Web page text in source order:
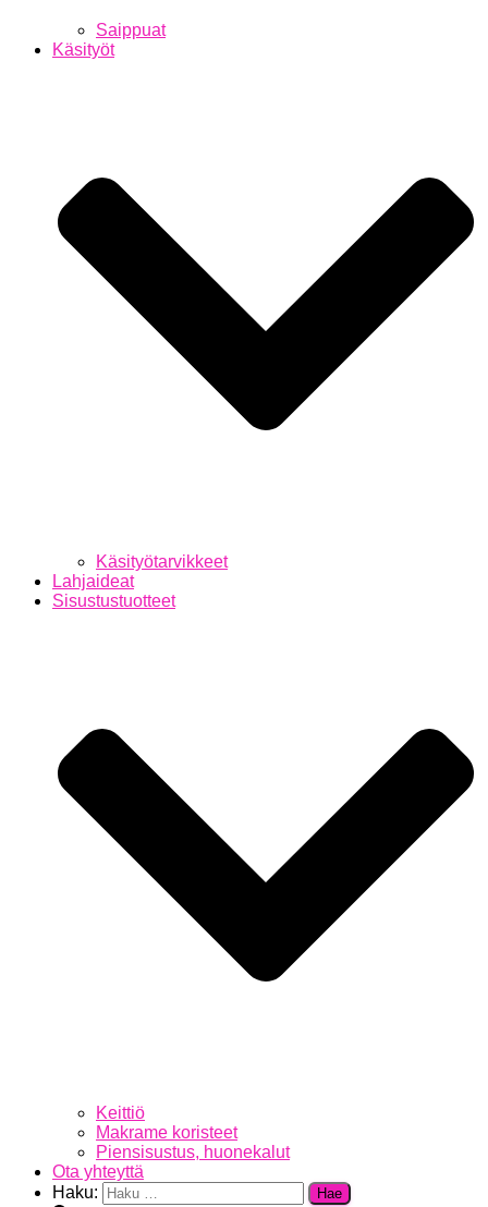
Saippuat
Käsityöt
Käsityötarvikkeet
Lahjaideat
Sisustustuotteet
Keittiö
Makrame koristeet
Piensisustus, huonekalut
Ota yhteyttä
Haku: